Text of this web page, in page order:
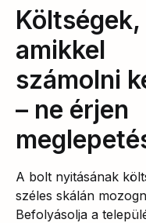
Költségek,
amikkel
számolni
– ne érjen
A bolt nyitásának
széles skálán
Befolyásolja a